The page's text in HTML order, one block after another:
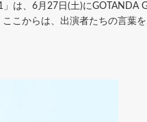
は、6月27日(土)に
こからは、出演者たちの言葉を